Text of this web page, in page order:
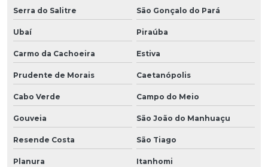
Serra do Salitre São Gonçalo do Pará
Ubaí Piraúba
Carmo da Cachoeira Estiva
Prudente de Morais Caetanópolis
Cabo Verde Campo do Meio
Gouveia São João do Manhuaçu
Resende Costa São Tiago
Planura Itanhomi